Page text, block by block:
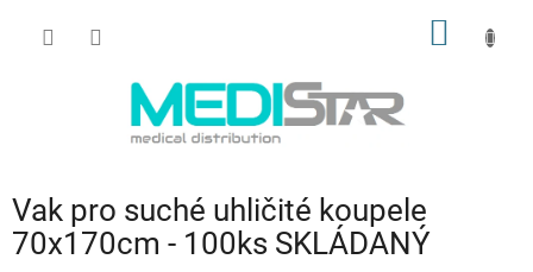
Vak pro suché uhličité koupele
70x170cm - 100ks SKLÁDANÝ